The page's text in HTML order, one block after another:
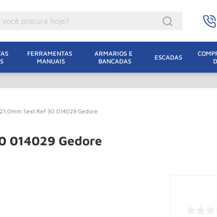
FERRAMENTAS
MANUAIS
ARMARIOS E
BANCADAS
ESCADAS
Sext Ref 30 014029 Gedore
014029 Gedore
Eletrica